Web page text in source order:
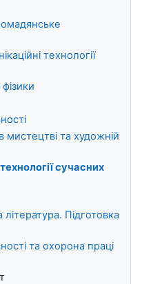
технології
мистецтві та художній
сучасних
література. Підготовка
та охорона праці